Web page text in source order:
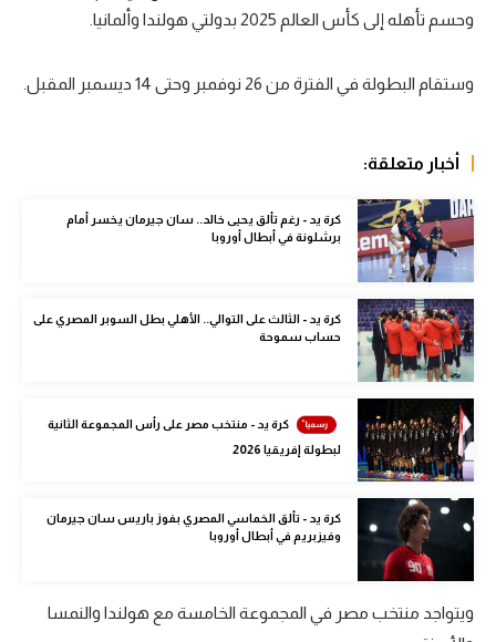
سعودي في الجول
الدوري الإسباني
رياضات أخرى
أمم إفريقيا
كرة السلة الأمريكية
كرة سلة
كرة يد
كرة طائرة
في المونديال
رياضة نسائية
آسيا
وحسم تأهله إلى كأس العالم 2025 بدولتي هولندا وألمانيا.
وستقام البطولة في الفترة من 26 نوفمبر وحتى 14 ديسمبر المقبل.
أخبار متعلقة:
كرة يد - رغم تألق يحيى خالد.. سان جيرمان يخسر أمام
برشلونة في أبطال أوروبا
كرة يد - الثالث على التوالي.. الأهلي بطل السوبر المصري على
حساب سموحة
كرة يد - منتخب مصر على رأس المجموعة الثانية
لبطولة إفريقيا 2026
كرة يد - تألق الخماسي المصري بفوز باريس سان جيرمان
وفيزبريم في أبطال أوروبا
ويتواجد منتخب مصر في المجموعة الخامسة مع هولندا والنمسا